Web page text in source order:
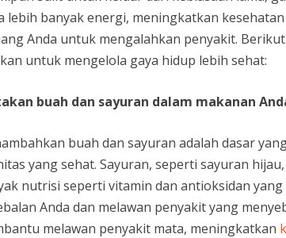
lebih banyak energi, meningkatkan
Anda untuk mengalahkan penyakit.
untuk mengelola gaya hidup lebih sehat:
buah dan sayuran dalam makanan
buah dan sayuran adalah dasar
yang sehat. Sayuran, seperti sayuran
nutrisi seperti vitamin dan antioksidan
Anda dan melawan penyakit yang
melawan penyakit mata, meningkatkan